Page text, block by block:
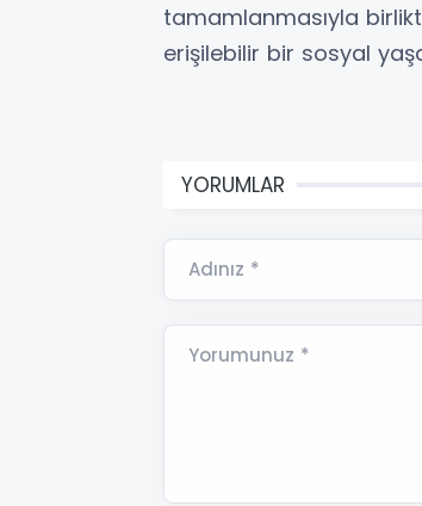
tamamlanmasıyla
erişilebilir bir sosyal
YORUMLAR
Adınız *
Yorumunuz *